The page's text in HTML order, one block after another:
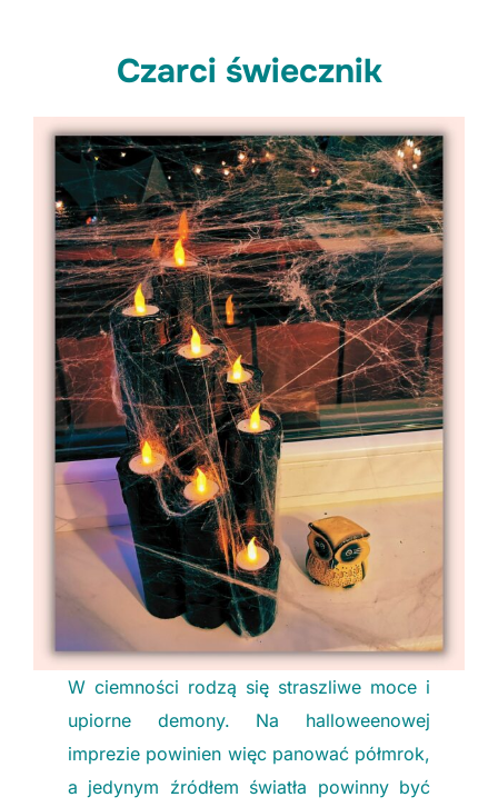
Czarci świecznik
W ciemności rodzą się straszliwe moce i
upiorne demony. Na halloweenowej
imprezie powinien więc panować półmrok,
a jedynym źródłem światła powinny być